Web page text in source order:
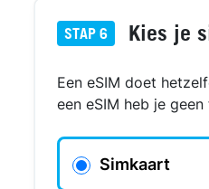
STAP 6 Kies je
Een eSIM doet
een eSIM heb je
Simkaart